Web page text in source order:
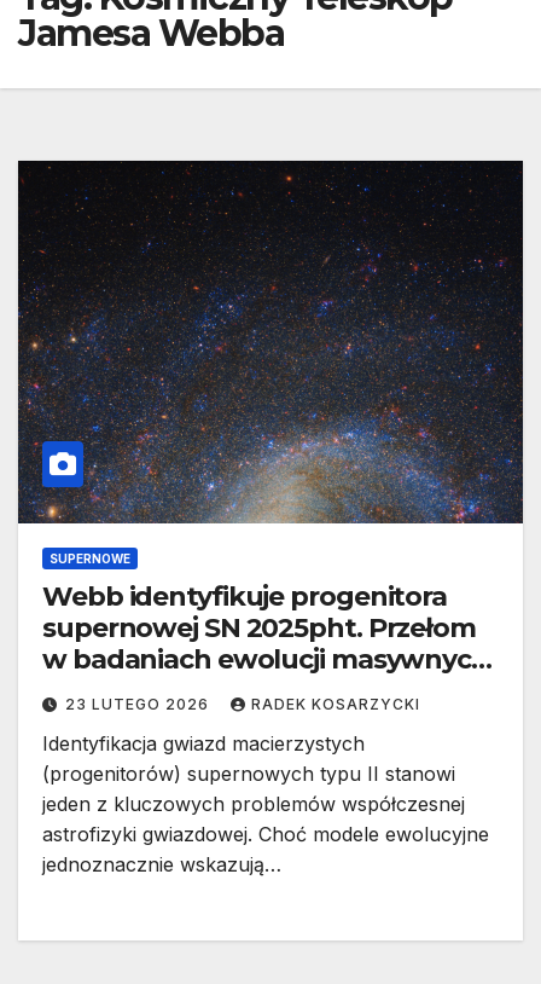
Jamesa Webba
SUPERNOWE
Webb identyfikuje progenitora
supernowej SN 2025pht. Przełom
w badaniach ewolucji masywnych
gwiazd
23 LUTEGO 2026 RADEK KOSARZYCKI
Identyfikacja gwiazd macierzystych
(progenitorów) supernowych typu II stanowi
jeden z kluczowych problemów współczesnej
astrofizyki gwiazdowej. Choć modele ewolucyjne
jednoznacznie wskazują…